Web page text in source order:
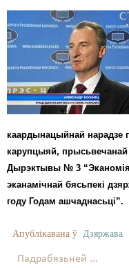
каардынацыйнай нарадзе
карупцыяй, прысьвечанай
Дырэктывы № 3 “Эканомія
эканамічнай бясьпекі
году Годам ашчаднасьці”.
Апублікавана ў Дзяржава
Падрабязьней ...